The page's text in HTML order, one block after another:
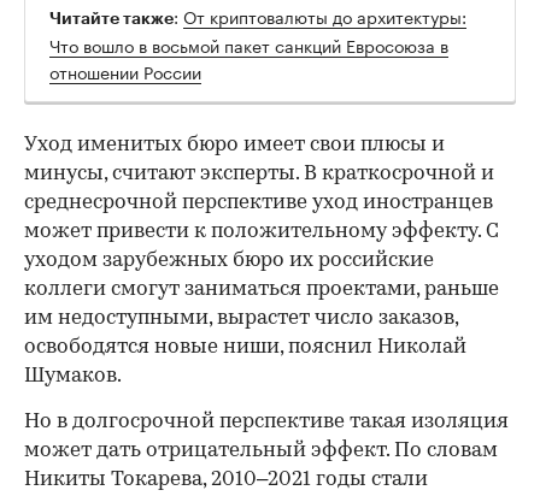
Читайте также: От криптовалюты до архитектуры:
Что вошло в восьмой пакет санкций Евросоюза в
отношении России
Уход именитых бюро имеет свои плюсы и
минусы, считают эксперты. В краткосрочной и
среднесрочной перспективе уход иностранцев
может привести к положительному эффекту. С
уходом зарубежных бюро их российские
коллеги смогут заниматься проектами, раньше
им недоступными, вырастет число заказов,
освободятся новые ниши, пояснил Николай
Шумаков.
Но в долгосрочной перспективе такая изоляция
может дать отрицательный эффект. По словам
Никиты Токарева, 2010–2021 годы стали